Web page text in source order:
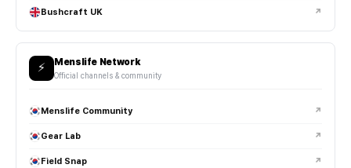
Bushcraft UK ↗
⚡ Menslife Network
Official channels & community
Menslife Community ↗
Gear Lab ↗
Field Snap ↗